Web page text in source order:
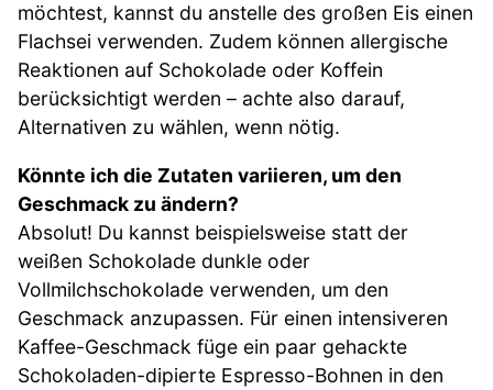
möchtest, kannst du anstelle des großen Eis einen
Flachsei verwenden. Zudem können allergische
Reaktionen auf Schokolade oder Koffein
berücksichtigt werden – achte also darauf,
Alternativen zu wählen, wenn nötig.
Könnte ich die Zutaten variieren, um den
Geschmack zu ändern?
Absolut! Du kannst beispielsweise statt der
weißen Schokolade dunkle oder
Vollmilchschokolade verwenden, um den
Geschmack anzupassen. Für einen intensiveren
Kaffee-Geschmack füge ein paar gehackte
Schokoladen-dipierte Espresso-Bohnen in den